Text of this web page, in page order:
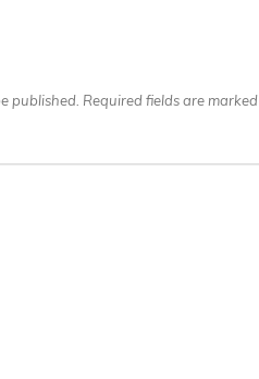
published. Required fields are marked